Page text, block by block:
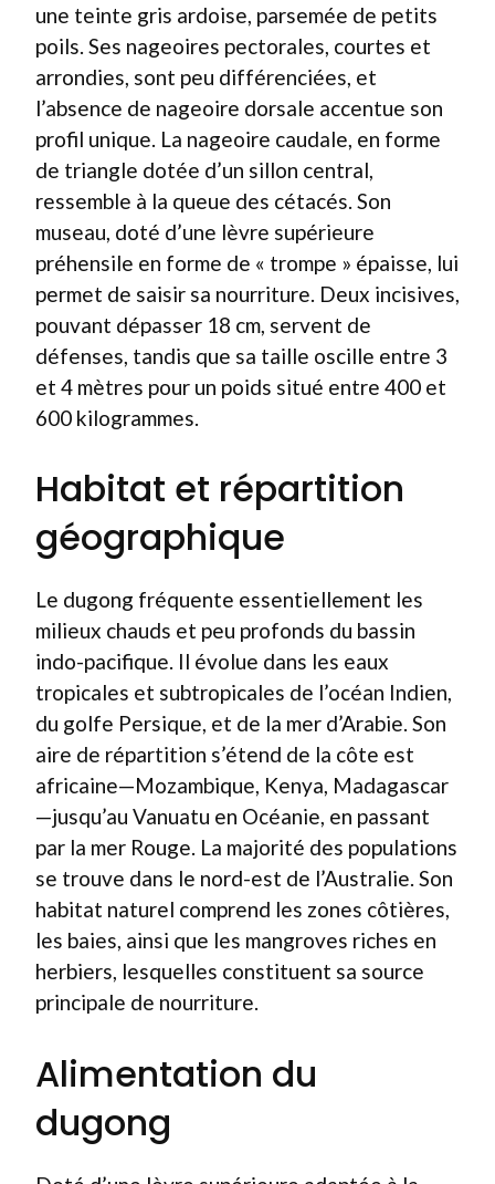
une teinte gris ardoise, parsemée de petits
poils. Ses nageoires pectorales, courtes et
arrondies, sont peu différenciées, et
l’absence de nageoire dorsale accentue son
profil unique. La nageoire caudale, en forme
de triangle dotée d’un sillon central,
ressemble à la queue des cétacés. Son
museau, doté d’une lèvre supérieure
préhensile en forme de « trompe » épaisse, lui
permet de saisir sa nourriture. Deux incisives,
pouvant dépasser 18 cm, servent de
défenses, tandis que sa taille oscille entre 3
et 4 mètres pour un poids situé entre 400 et
600 kilogrammes.
Habitat et répartition
géographique
Le dugong fréquente essentiellement les
milieux chauds et peu profonds du bassin
indo-pacifique. Il évolue dans les eaux
tropicales et subtropicales de l’océan Indien,
du golfe Persique, et de la mer d’Arabie. Son
aire de répartition s’étend de la côte est
africaine—Mozambique, Kenya, Madagascar
—jusqu’au Vanuatu en Océanie, en passant
par la mer Rouge. La majorité des populations
se trouve dans le nord-est de l’Australie. Son
habitat naturel comprend les zones côtières,
les baies, ainsi que les mangroves riches en
herbiers, lesquelles constituent sa source
principale de nourriture.
Alimentation du
dugong